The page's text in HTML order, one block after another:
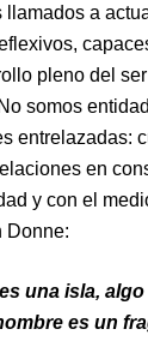
llamados a
pleno del
somos
entrelazadas:
en
y con el
Donne:
una isla,
es un